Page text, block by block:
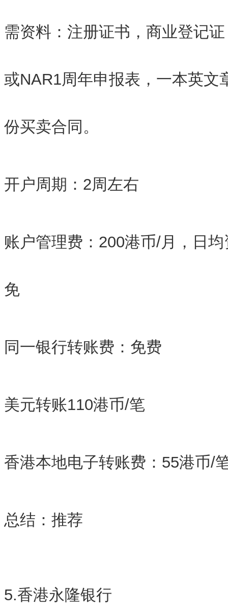
需资料：注册证书，商业登记
或NAR1周年申报表，一本英文
份买卖合同。
开户周期：2周左右
账户管理费：200港币/月，日
免
同一银行转账费：免费
美元转账110港币/笔
香港本地电子转账费：55港币/
总结： 推荐
5.香港永隆银行